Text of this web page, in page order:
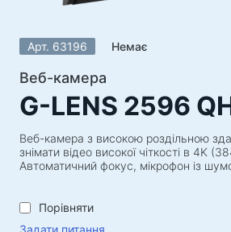
Програвачі
Акустичні системи 1.0
Ігрова серія
Ігрові рулі
Ігрові крісла
Ігрові колонки
Арт. 63196 Немає
Веб-камера
G-LENS 2596
Веб-камера з високою роздільною
знімати відео високої чіткості в 4K
Автоматичний фокус, мікрофон із
Порівняти
Задати питання